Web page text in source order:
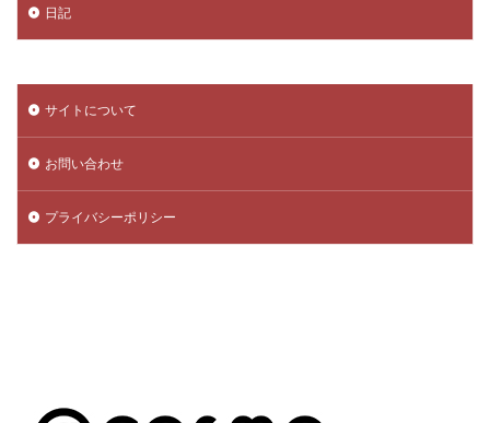
日記
サイトについて
お問い合わせ
プライバシーポリシー